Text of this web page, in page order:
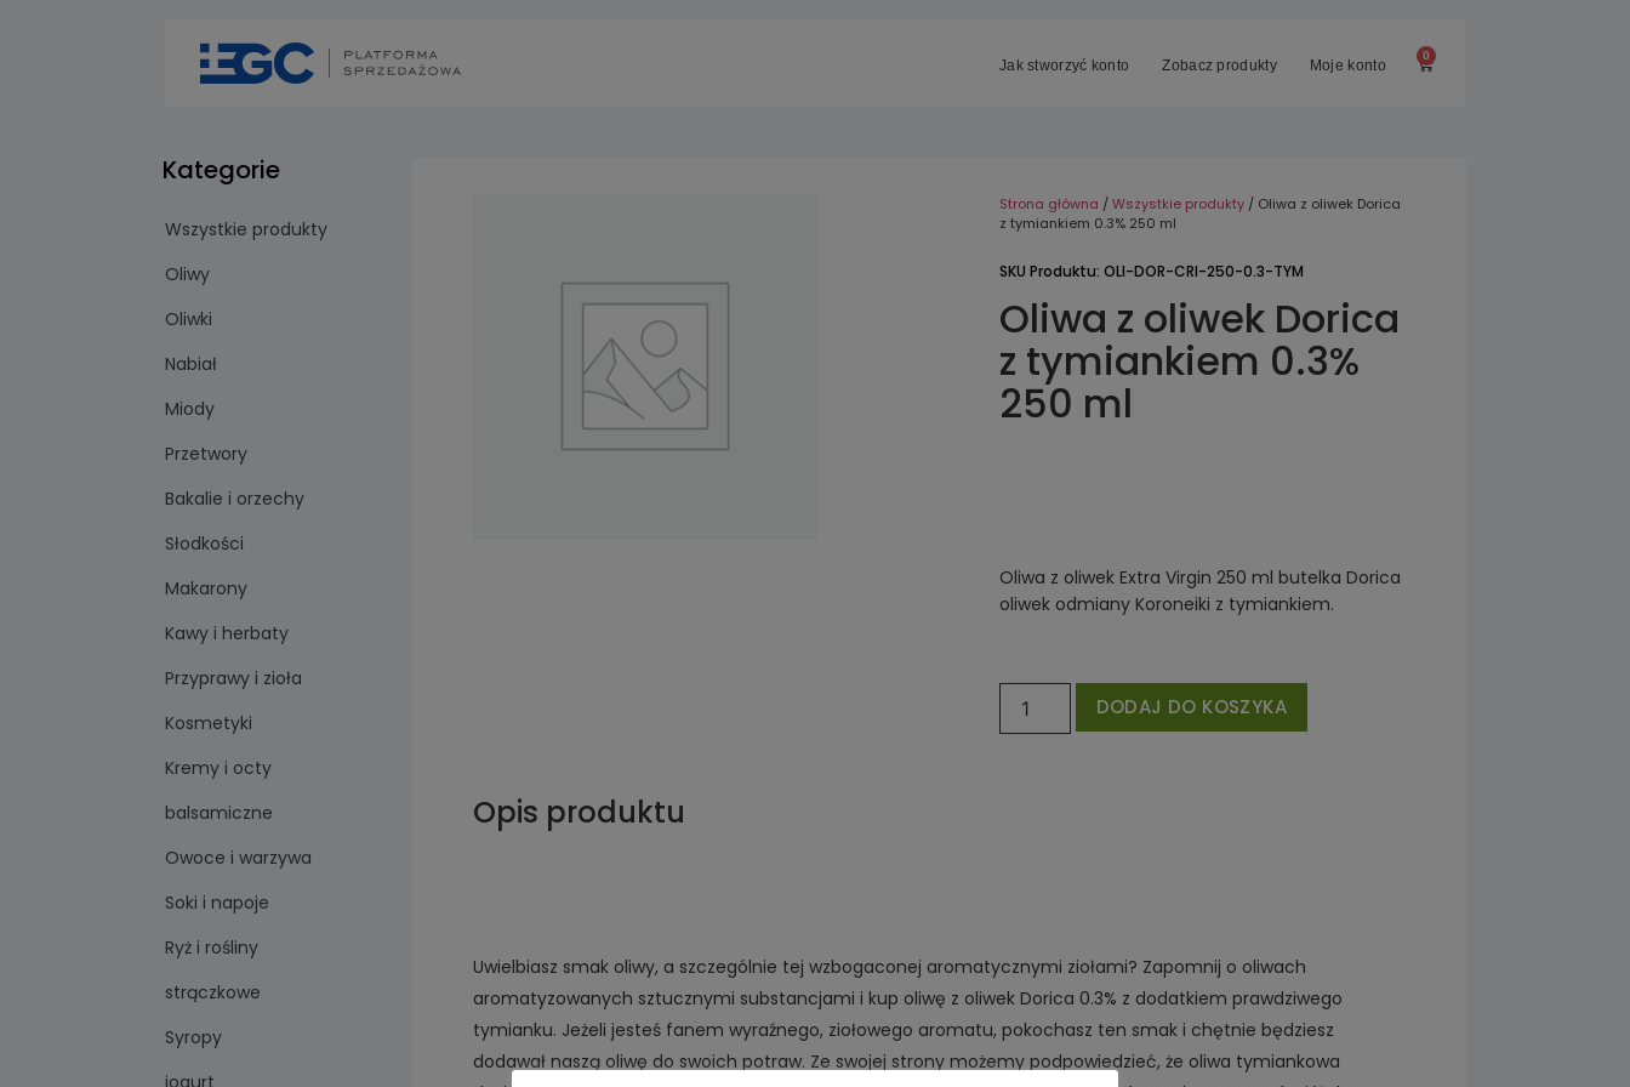
Jak stworzyć konto Zobacz produkty Moje konto
0
Kategorie
Wszystkie produkty
Oliwy
Oliwki
Nabiał
Miody
Przetwory
Bakalie i orzechy
Słodkości
Makarony
Kawy i herbaty
Przyprawy i zioła
Kosmetyki
Kremy i octy
balsamiczne
Owoce i warzywa
Soki i napoje
Ryż i rośliny
strączkowe
Syropy
Strona główna /Wszystkie produkty / Oliwa z oliwek Dorica
z tymiankiem 0.3% 250 ml
SKU Produktu: OLI-DOR-CRI-250-0.3-TYM
Oliwa z oliwek Dorica
z tymiankiem 0.3%
250 ml
Oliwa z oliwek Extra Virgin 250 ml butelka Dorica
oliwek odmiany Koroneiki z tymiankiem.
DODAJ DO KOSZYKA
Opis produktu
Uwielbiasz smak oliwy, a szczególnie tej wzbogaconej aromatycznymi ziołami? Zapomnij o oliwach
aromatyzowanych sztucznymi substancjami i kup oliwę z oliwek Dorica 0.3% z dodatkiem prawdziwego
tymianku. Jeżeli jesteś fanem wyraźnego, ziołowego aromatu, pokochasz ten smak i chętnie będziesz
dodawał naszą oliwę do swoich potraw. Ze swojej strony możemy podpowiedzieć, że oliwa tymiankowa